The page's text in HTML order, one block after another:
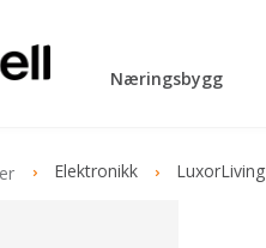
Næringsbygg
Elektronikk LuxorLiving